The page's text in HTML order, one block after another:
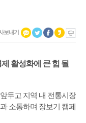
보내기
활성화에 큰 힘 될
두고 지역 내 전통시장
소통하며 장보기 캠페